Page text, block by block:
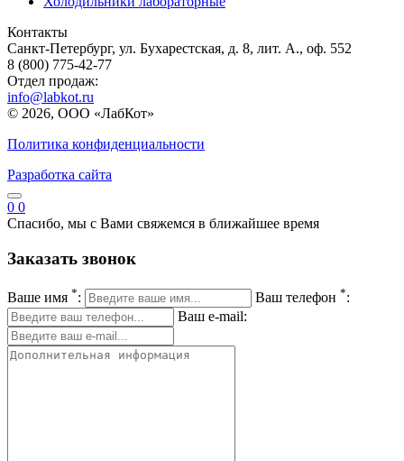
Контакты
Санкт-Петербург, ул. Бухарестская, д. 8, лит. А., оф. 552
8 (800) 775-42-77
Отдел продаж:
info@labkot.ru
© 2026, ООО «ЛабКот»
Политика конфиденциальности
Разработка сайта
0 0
Спасибо, мы с Вами свяжемся в ближайшее время
Заказать звонок
Ваше имя *: Ваш телефон *:
Ваш e-mail: